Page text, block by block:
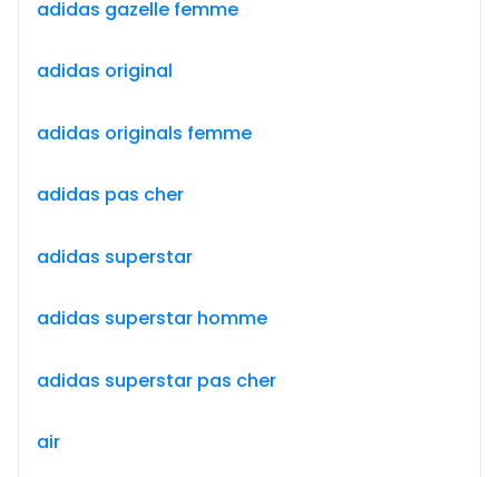
adidas gazelle femme
adidas original
adidas originals femme
adidas pas cher
adidas superstar
adidas superstar homme
adidas superstar pas cher
air